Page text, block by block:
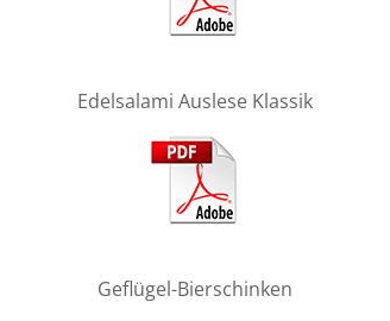
Edelsalami Auslese Klassik
Geflügel-Bierschinken